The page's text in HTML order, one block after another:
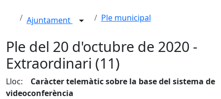
Ajuntament Ple municipal
Ple del 20 d'octubre de 2020 -
Extraordinari (11)
Lloc: Caràcter telemàtic sobre la base del sistema de
videoconferència